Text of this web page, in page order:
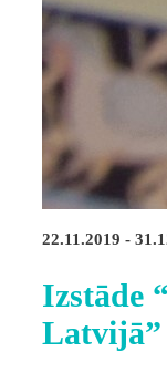
22.11.2019 -
Izstāde
Latvijā”